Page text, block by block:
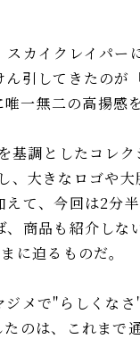
カイクレイパー
引してきたの
一無二の高揚感
調としたコレ
、大きなロゴや
て、今回は2分
商品も紹介しな
に迫るものだ。
メで"らしくな
のは、これまで